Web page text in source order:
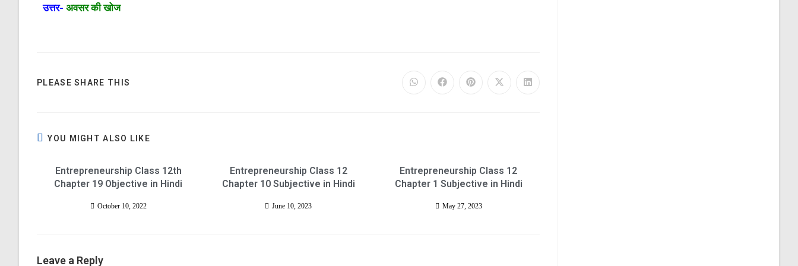
उत्तर- अवसर की खोज
PLEASE SHARE THIS
YOU MIGHT ALSO LIKE
Entrepreneurship Class 12th
Chapter 19 Objective in Hindi
October 10, 2022
Entrepreneurship Class 12
Chapter 10 Subjective in Hindi
June 10, 2023
Entrepreneurship Class 12
Chapter 1 Subjective in Hindi
May 27, 2023
Leave a Reply